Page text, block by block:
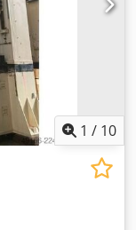
1 / 10